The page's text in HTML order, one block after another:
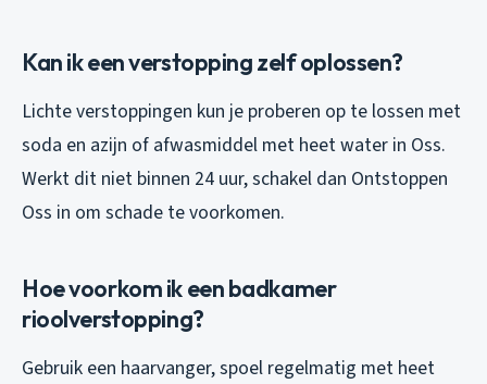
Kan ik een verstopping zelf oplossen?
Lichte verstoppingen kun je proberen op te lossen met
soda en azijn of afwasmiddel met heet water in Oss.
Werkt dit niet binnen 24 uur, schakel dan Ontstoppen
Oss in om schade te voorkomen.
Hoe voorkom ik een badkamer
rioolverstopping?
Gebruik een haarvanger, spoel regelmatig met heet